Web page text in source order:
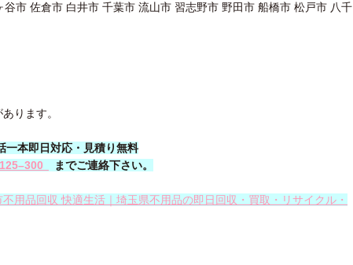
谷市 佐倉市 白井市 千葉市 流山市 習志野市 野田市 船橋市 松戸市 八千
ります。
一本即日対応・見積り無料
125–300 までご連絡下さい。
不用品回収 快適生活｜埼玉県不用品の即日回収・買取・リサイクル・